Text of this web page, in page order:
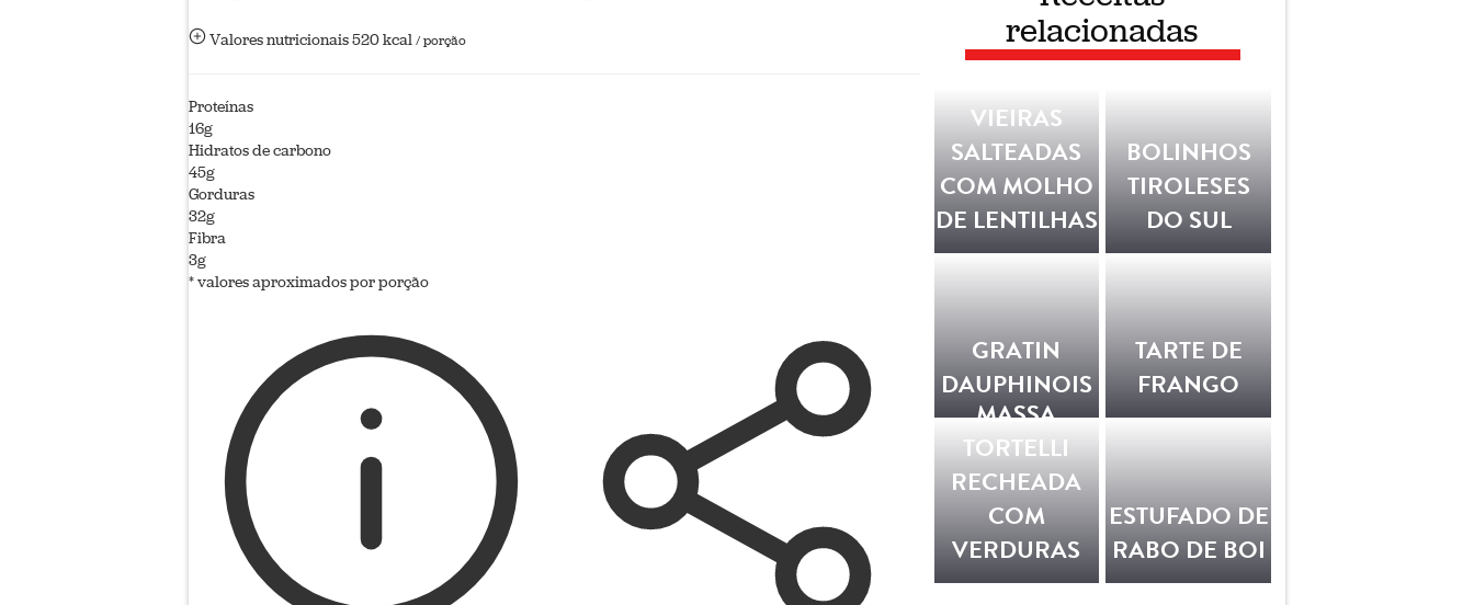
Valores nutricionais520 kcal/ porção
Proteínas
16g
Hidratos de carbono
45g
Gorduras
32g
Fibra
3g
* valores aproximados por porção
relacionadas
VIEIRAS
SALTEADAS
COM MOLHO
DE LENTILHAS
BOLINHOS
TIROLESES
DO SUL
GRATIN
DAUPHINOIS
TARTE DE
FRANGO
MASSA
TORTELLI
RECHEADA
COM
VERDURAS
ESTUFADO DE
RABO DE BOI